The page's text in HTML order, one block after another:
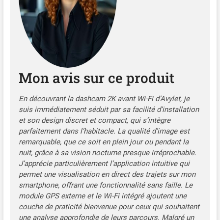
Votre caméra embarquée
pour voiture est couverte
par une protection
complète, incluant une
garantie d’un an et un
vous suffit de nous
contacter directement (voir
les informations de contact
dans le manuel d’utilisation)
ou de visiter notre site
Avylet.com. Vous pouvez
être assuré que nous
répondrons à vos
demandes dans un délai de
12 heures
rapidement les vidéos
(Astuce : si l’aperçu en
direct ne s’affiche pas,
assurez-vous d’être
connecté au Wi-Fi, puis
Carte mémoire non fournie
Contrôle via Application Wi-
Fi & Mise à Jour OTA : Grâce
au Wi-Fi intégré, connectez-
vous à l’application Avylet
sans abonnement ; Ajustez
les paramètres, visionnez le
flux en direct et relisez les
vidéos directement sur la
dashcam ou votre
smartphone ; Effectuez des
mises à jour OTA via
l’application Avylet,
téléchargez et partagez
Mon avis sur ce produit
En découvrant la dashcam 2K avant Wi-Fi d’Avylet, je
suis immédiatement séduit par sa facilité d’installation
et son design discret et compact, qui s’intègre
parfaitement dans l’habitacle. La qualité d’image est
remarquable, que ce soit en plein jour ou pendant la
nuit, grâce à sa vision nocturne presque irréprochable.
J’apprécie particulièrement l’application intuitive qui
permet une visualisation en direct des trajets sur mon
smartphone, offrant une fonctionnalité sans faille. Le
module GPS externe et le Wi-Fi intégré ajoutent une
couche de praticité bienvenue pour ceux qui souhaitent
une analyse approfondie de leurs parcours. Malgré un